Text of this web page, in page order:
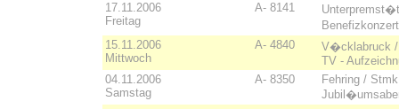
17.11.2006
Freitag
A- 8141
15.11.2006
Mittwoch
A- 4840
V�cklabruck
TV -
04.11.2006
Samstag
A- 8350
Fehring /